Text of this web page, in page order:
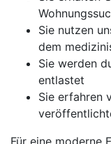
Sie nutzen
dem
Sie werden
entlastet
Sie erfahren
Für eine moderne